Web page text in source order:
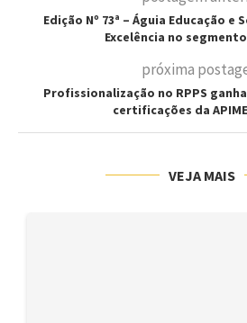
Edição Nº 73ª – Águia Educação e
Excelência no segmento
próxima
Profissionalização no RPPS
certificações da
VEJA MAIS